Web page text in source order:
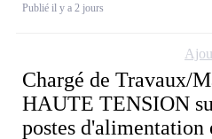
Publié il y a 2 jours
Chargé de Travaux/
HAUTE TENSION
postes d'alimentation